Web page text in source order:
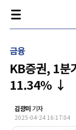
금융
KB증권, 1
11.34% ↓
김광미 기자
2025-04-24 16:17:04